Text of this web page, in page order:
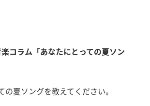
楽コラム「あなたにとっての夏ソン
夏ソングを教えてください。